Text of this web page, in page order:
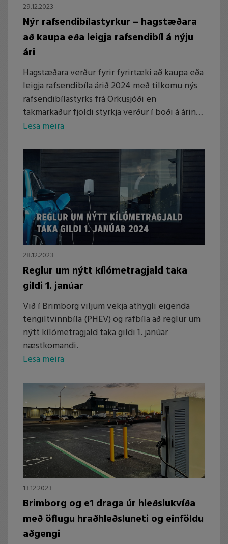
29.12.2023
Nýr rafsendibílastyrkur – hagstæðara
að kaupa eða leigja rafsendibíl á nýju
ári
Hagstæðara verður fyrir fyrirtæki að kaupa eða
leigja rafsendibíla árið 2024 með tilkomu nýs
rafsendibílastyrks frá Orkusjóði en
takmarkaður fjöldi styrkja verður í boði á árinu.
Styrkurinn nýtist líka í langtímaleigu hjá
Lesa meira
28.12.2023
Reglur um nýtt kílómetragjald taka
gildi 1. janúar
Við í Brimborg viljum vekja athygli eigenda
tengiltvinnbíla (PHEV) og rafbíla að reglur um
nýtt kílómetragjald taka gildi 1. janúar
næstkomandi.
Lesa meira
13.12.2023
Brimborg og e1 draga úr hleðslukvíða
með öflugu hraðhleðsluneti og einföldu
aðgengi